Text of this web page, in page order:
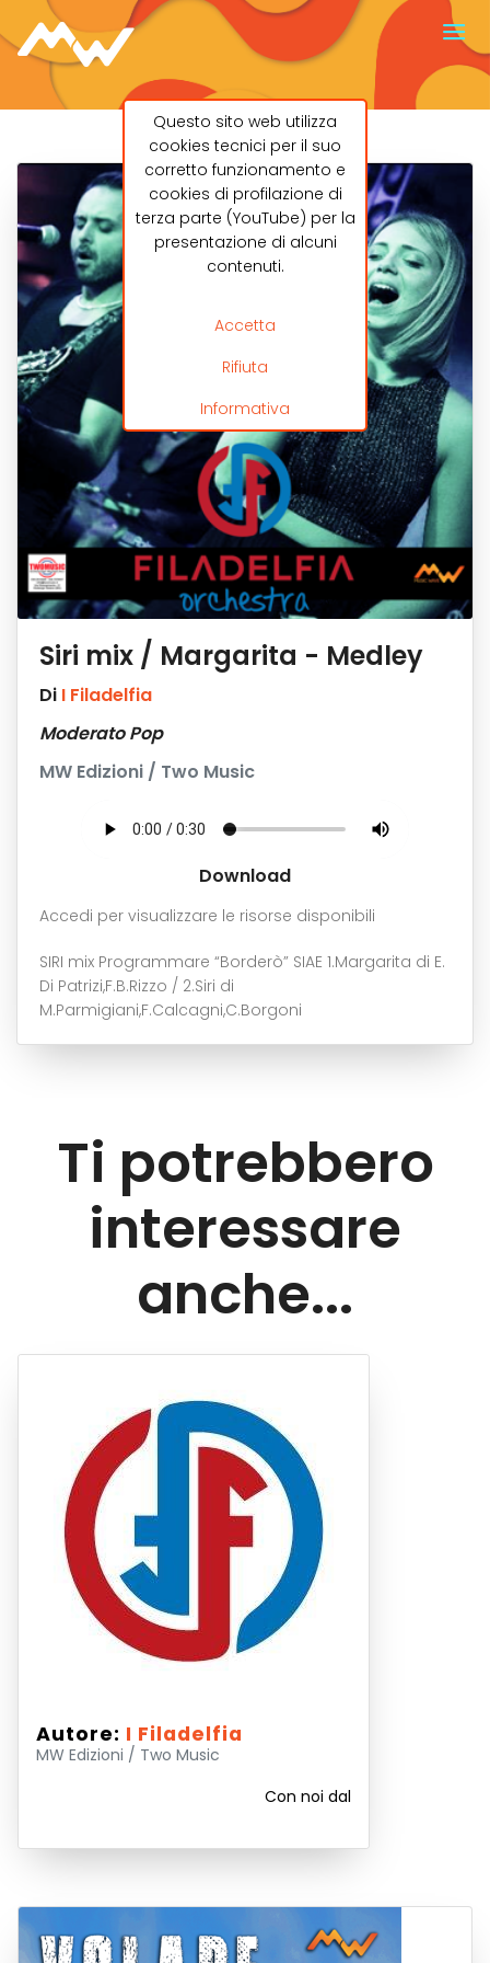
Questo sito web utilizza
cookies tecnici per il suo
corretto funzionamento e
cookies di profilazione di
terza parte (YouTube) per la
presentazione di alcuni
contenuti.
Accetta
Rifiuta
Informativa
Siri mix / Margarita - Medley
Di I Filadelfia
Moderato Pop
MW Edizioni / Two Music
Download
Accedi per visualizzare le risorse disponibili
SIRI mix Programmare “Borderò” SIAE 1.Margarita di E.
Di Patrizi,F.B.Rizzo / 2.Siri di
M.Parmigiani,F.Calcagni,C.Borgoni
Ti potrebbero
interessare
anche...
Autore: I Filadelfia
MW Edizioni / Two Music
Con noi dal